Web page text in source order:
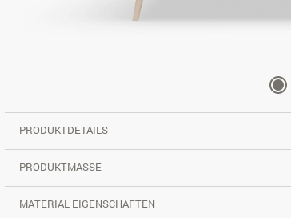
PRODUKTDETAILS
PRODUKTMASSE
MATERIAL EIGENSCHAFTEN